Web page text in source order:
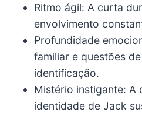
Ritmo ágil: A curta
envolvimento
Profundidade
familiar e questões
identificação.
Mistério instigante: A
identidade de Jack